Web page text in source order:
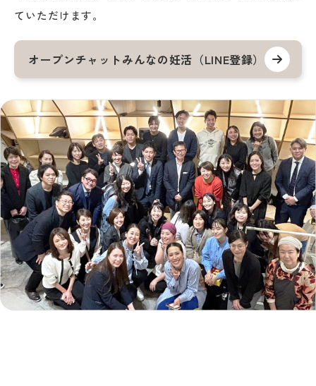
ていただけます。
オープンチャットみんなの妊活（LINE登録）